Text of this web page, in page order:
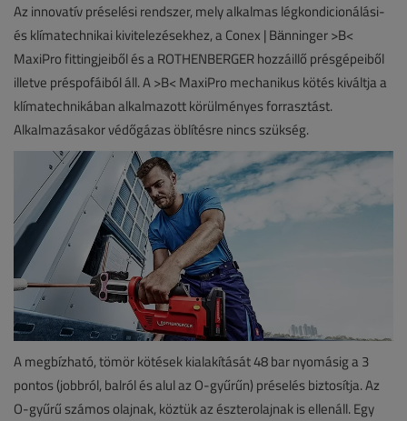
Az innovatív préselési rendszer, mely alkalmas légkondicionálási-
és klímatechnikai kivitelezésekhez, a Conex | Bänninger >B<
MaxiPro fittingjeiből és a ROTHENBERGER hozzáillő présgépeiből
illetve préspofáiból áll. A >B< MaxiPro mechanikus kötés kiváltja a
klímatechnikában alkalmazott körülményes forrasztást.
Alkalmazásakor védőgázas öblítésre nincs szükség.
A megbízható, tömör kötések kialakítását 48 bar nyomásig a 3
pontos (jobbról, balról és alul az O-gyűrűn) préselés biztosítja. Az
O-gyűrű számos olajnak, köztük az észterolajnak is ellenáll. Egy